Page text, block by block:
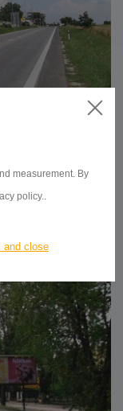
measurement. By
policy..
and close
od 1 mesiaca